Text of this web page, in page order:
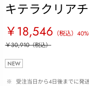
キテラクリア
￥18,546 （税込） 40
￥30,910（税込）
NEW
※ 受注当日から4日後までに発